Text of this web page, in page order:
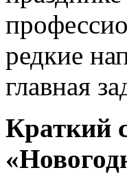
редкие
главная
Краткий